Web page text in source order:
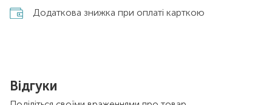
Додаткова знижка при оплаті карткою
Відгуки